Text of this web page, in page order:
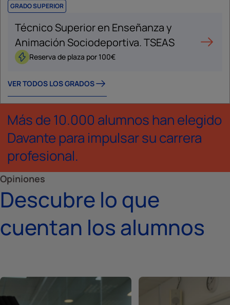
GRADO SUPERIOR
Técnico Superior en Enseñanza y
Animación Sociodeportiva. TSEAS
Reserva de plaza por 100€
VER TODOS LOS GRADOS
Más de 10.000 alumnos han elegido
Davante para impulsar su carrera
profesional.
Opiniones
Descubre lo que
cuentan los alumnos